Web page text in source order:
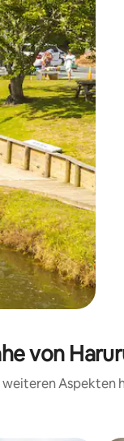
Berühren oder
von
weiteren Aspekten